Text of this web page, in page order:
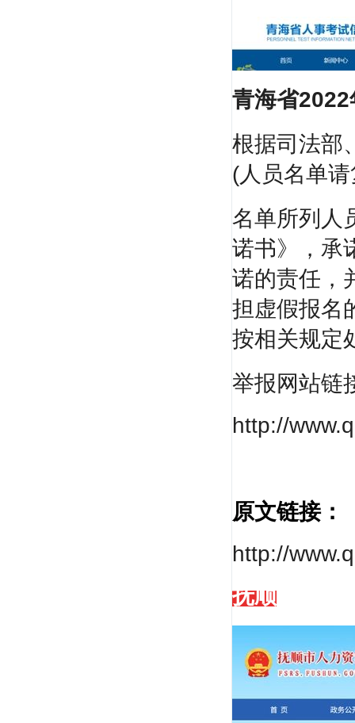
北京工业大学建筑系教授，全国一、二级建造
青海省2022
根据司法部
(人员名单
名单所列人
诺书》，承
诺的责任，
担虚假报名
按相关规定
举报网站链
http://
原文链接：
http://
抚顺